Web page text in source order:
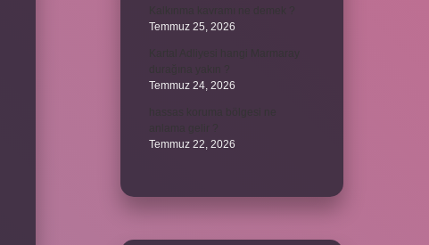
Temmuz 25, 2026
Temmuz 24, 2026
Temmuz 22, 2026